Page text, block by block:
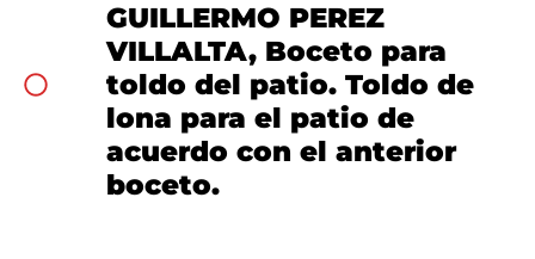
GUILLERMO PEREZ
VILLALTA, Boceto para
toldo del patio. Toldo de
lona para el patio de
acuerdo con el anterior
boceto.